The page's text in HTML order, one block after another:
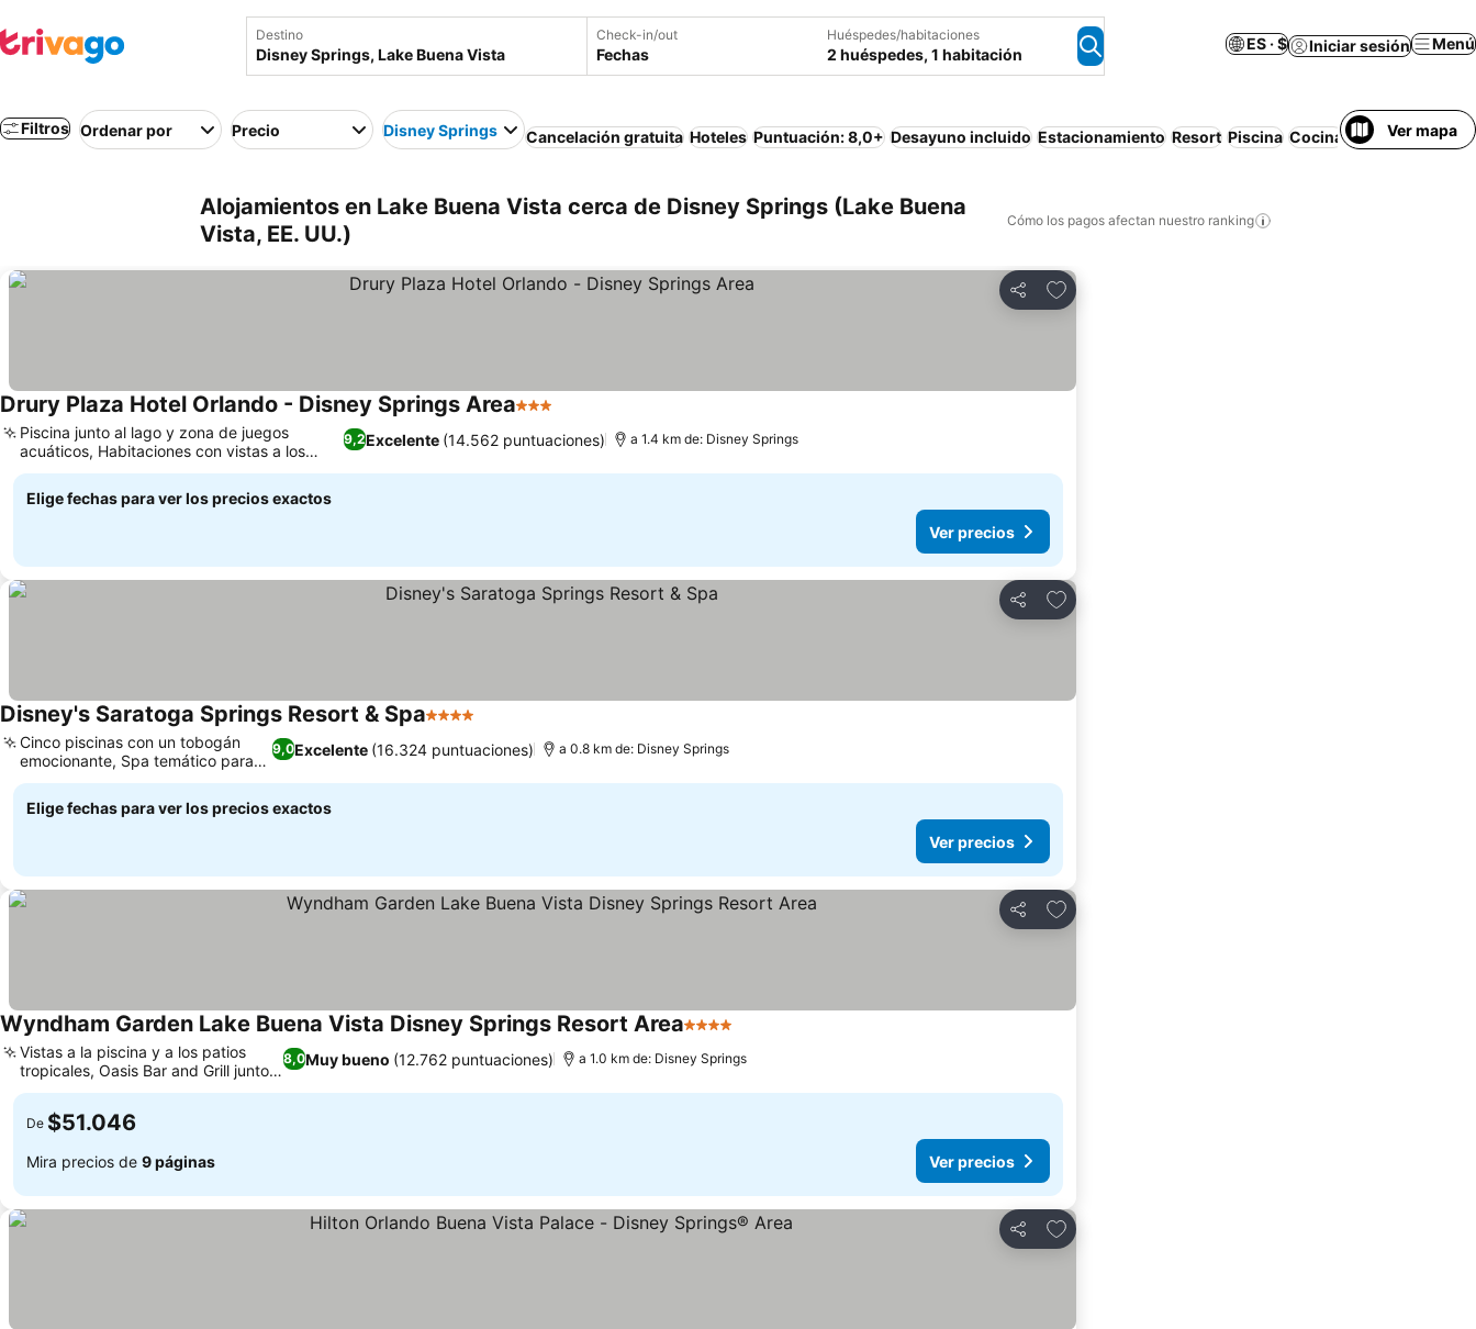
Destino Check-in/out
Fechas
Huéspedes/habitaciones
2 huéspedes, 1 habitación
ES · $ Iniciar sesión Menú
Filtros Ordenar por Precio Disney Springs Cancelación gratuita Hoteles Puntuación: 8,0+ Desayuno incluido Estacionamiento Resort Piscina Cocina Apartamento
Ver mapa
Alojamientos en Lake Buena Vista cerca de Disney Springs (Lake Buena
Vista, EE. UU.)
Cómo los pagos afectan nuestro ranking
Compartir
Agregar a favoritos
Drury Plaza Hotel Orlando - Disney Springs Area3 Estrellas
9,2Excelente (14.562 puntuaciones)
Piscina junto al lago y zona de juegos
acuáticos, Habitaciones con vistas a los
fuegos artificiales de Disney
a 1.4 km de: Disney Springs
Elige fechas para ver los precios exactos
Ver precios
Compartir
Agregar a favoritos
Disney's Saratoga Springs Resort & Spa4 Estrellas
9,0Excelente (16.324 puntuaciones)
Cinco piscinas con un tobogán
emocionante, Spa temático para
relajarte
a 0.8 km de: Disney Springs
Elige fechas para ver los precios exactos
Ver precios
Compartir
Agregar a favoritos
Wyndham Garden Lake Buena Vista Disney Springs Resort Area4 Estrellas
8,0Muy bueno (12.762 puntuaciones)
Vistas a la piscina y a los patios
tropicales, Oasis Bar and Grill junto a
la piscina
a 1.0 km de: Disney Springs
De $51.046
Mira precios de 9 páginas Ver precios
Compartir
Agregar a favoritos